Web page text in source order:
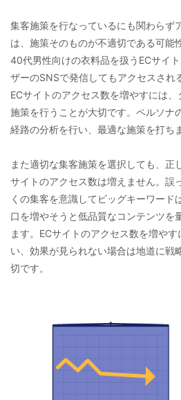
集客施策を行なっているにも関わらず
は、施策そのものが不適切である可能
40代男性向けの衣料品を扱うECサイ
ザーのSNSで発信してもアクセスされ
ECサイトのアクセス数を増やすには
施策を行うことが大切です。ペルソナ
経路の分析を行い、最適な施策を打ち
また適切な集客施策を選択しても、正
サイトのアクセス数は増えません。誤
くの集客を意識してビッグキーワード
口を増やそうと低品質なコンテンツを
ます。ECサイトのアクセス数を増や
い、効果が見られない場合は地道に戦
切です。